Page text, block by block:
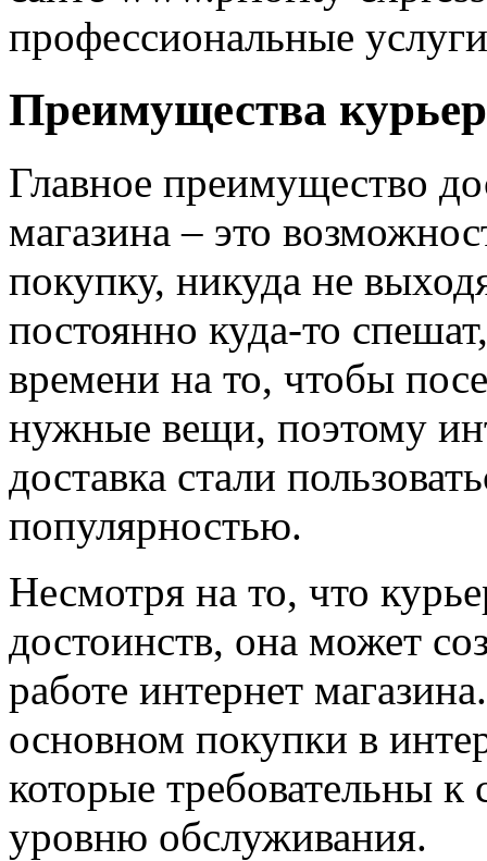
профессиональные
Преимущества
Главное преимущество
магазина – это
покупку, никуда не
постоянно куда-то
времени на то, чтобы
нужные вещи, поэтому
доставка стали
популярностью.
Несмотря на то, что
достоинств, она может
работе интернет
основном покупки в
которые требовательны
уровню обслуживания.